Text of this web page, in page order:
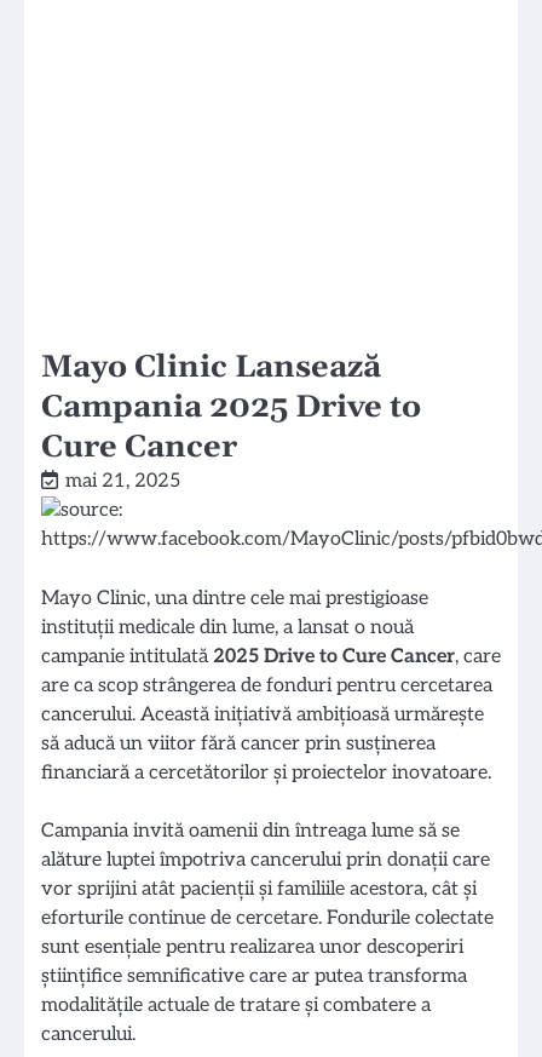
Mayo Clinic Lansează
Campania 2025 Drive to
Cure Cancer
mai 21, 2025
Mayo Clinic, una dintre cele mai prestigioase
instituții medicale din lume, a lansat o nouă
campanie intitulată2025 Drive to Cure Cancer, care
are ca scop strângerea de fonduri pentru cercetarea
cancerului. Această inițiativă ambițioasă urmărește
să aducă un viitor fără cancer prin susținerea
financiară a cercetătorilor și proiectelor inovatoare.
Campania invită oamenii din întreaga lume să se
alăture luptei împotriva cancerului prin donații care
vor sprijini atât pacienții și familiile acestora, cât și
eforturile continue de cercetare. Fondurile colectate
sunt esențiale pentru realizarea unor descoperiri
științifice semnificative care ar putea transforma
modalitățile actuale de tratare și combatere a
cancerului.